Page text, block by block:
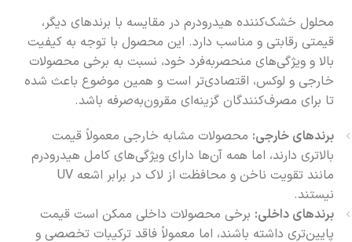
محلول خشک‌کننده هیدرودرم در مقایسه با برندهای دیگر،
قیمتی رقابتی و مناسب دارد. این محصول با توجه به کیفیت
بالا و ویژگی‌های منحصربه‌فرد خود، نسبت به برخی محصولات
خارجی و لوکس، اقتصادی‌تر است و همین موضوع باعث شده
تا برای مصرف‌کنندگان گزینه‌ای مقرون‌به‌صرفه باشد.
برندهای خارجی: محصولات مشابه خارجی معمولاً قیمت
بالاتری دارند، اما همه آن‌ها دارای ویژگی‌های کامل هیدرودرم
مانند تقویت ناخن و محافظت از لاک در برابر اشعه UV
نیستند.
برندهای داخلی: برخی محصولات داخلی ممکن است قیمت
پایین‌تری داشته باشند، اما معمولاً فاقد ترکیبات تخصصی و